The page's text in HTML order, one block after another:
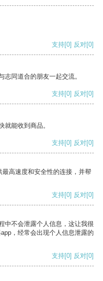
支持[0] 反对[0]
同道合的朋友一起交流。
支持[0] 反对[0]
就能收到商品。
支持[0] 反对[0]
高速度和安全性的连接，并帮
支持[0] 反对[0]
中不会泄露个人信息，这让我很
，经常会出现个人信息泄露的
支持[0] 反对[0]